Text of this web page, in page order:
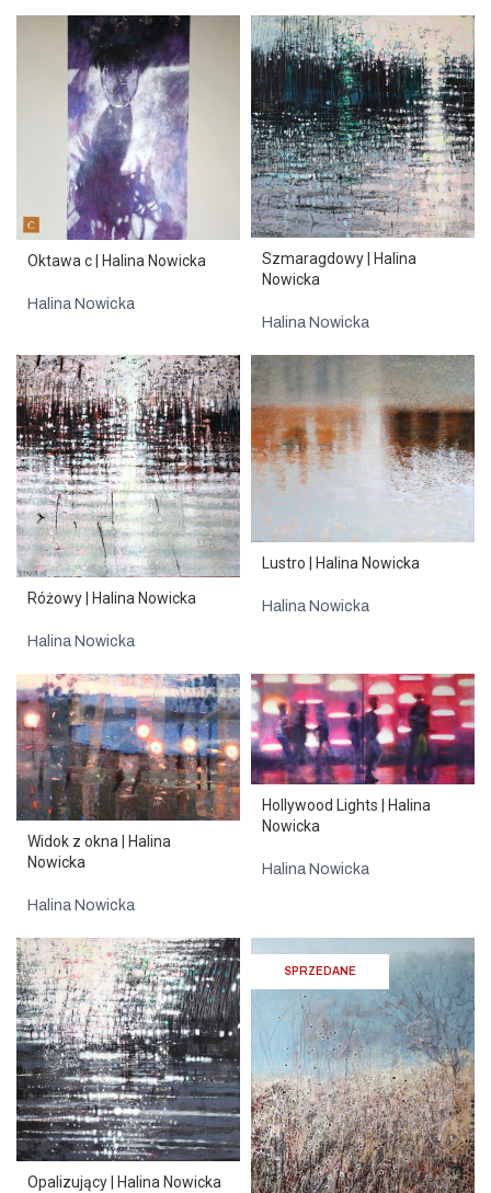
Oktawa c | Halina Nowicka
Halina Nowicka
Szmaragdowy | Halina
Nowicka
Halina Nowicka
Różowy | Halina Nowicka
Halina Nowicka
Lustro | Halina Nowicka
Halina Nowicka
Widok z okna | Halina
Nowicka
Halina Nowicka
Hollywood Lights | Halina
Nowicka
Halina Nowicka
Opalizujący | Halina Nowicka
SPRZEDANE